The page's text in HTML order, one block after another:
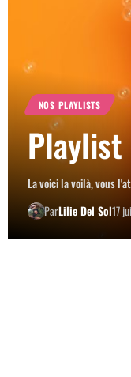
NOS PLAYLISTS
Playlist
La voici la voilà, vous
ParLilie Del Sol17